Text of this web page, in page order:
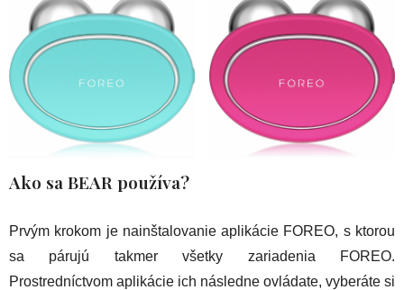
Ako sa BEAR používa?
Prvým krokom je nainštalovanie aplikácie FOREO, s ktorou
sa párujú takmer všetky zariadenia FOREO.
Prostredníctvom aplikácie ich následne ovládate, vyberáte si